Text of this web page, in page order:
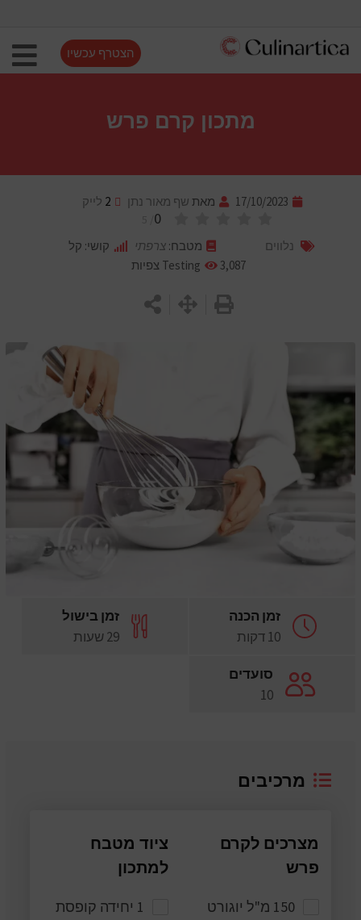
הצטרף עכשיו
מתכון קרם פרש
17/10/2023 מאת שף מאור נתן 2 לייק
0
נלווים מטבח: צרפתי
קושי: קל
Testing
3,087 צפיות
זמן הכנה
10 דקות
זמן בישול
29 שעות
סועדים
10
מרכיבים
מצרכים לקרם
פרש
150 מ"ל יוגורט
ציוד מטבח
למתכון
1 יחידה קופסת